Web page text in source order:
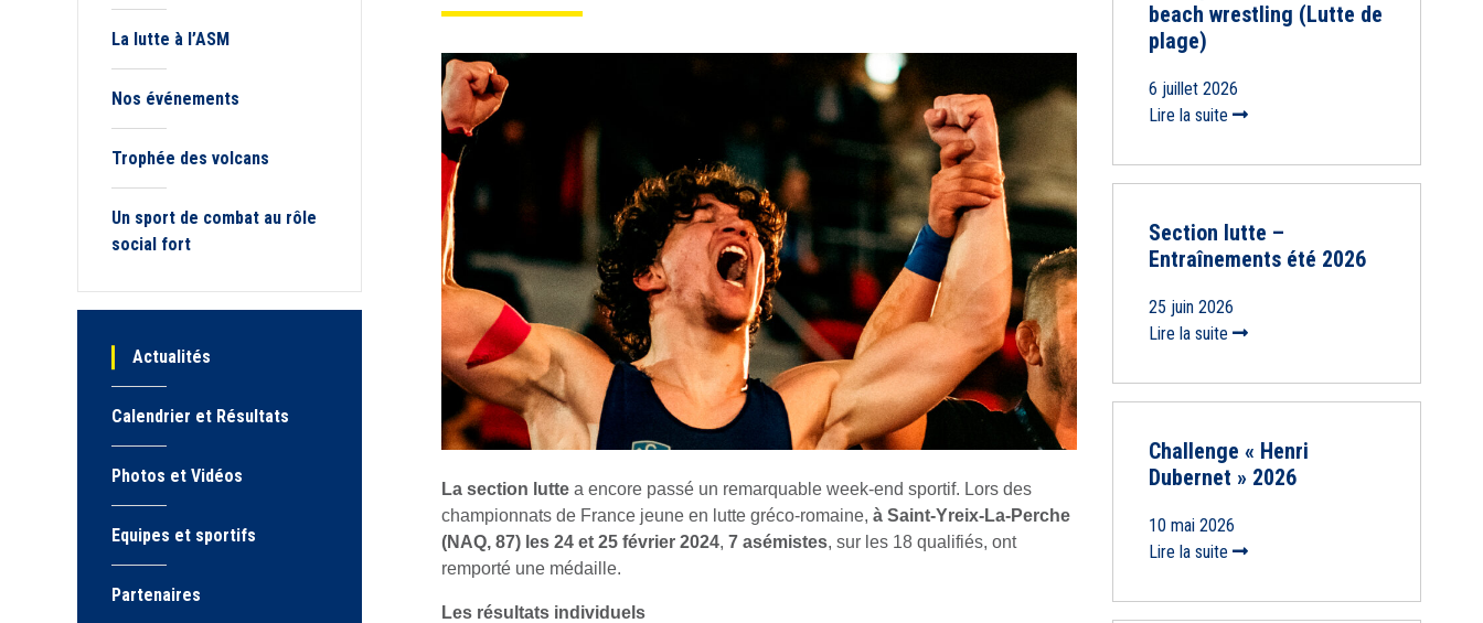
La lutte à l’ASM
Nos événements
Trophée des volcans
Un sport de combat au rôle
social fort
Actualités
Calendrier et Résultats
Photos et Vidéos
Equipes et sportifs
Partenaires
La section lutte a encore passé un remarquable week-end sportif. Lors des
championnats de France jeune en lutte gréco-romaine, à Saint-Yreix-La-Perche
(NAQ, 87) les 24 et 25 février 2024, 7 asémistes, sur les 18 qualifiés, ont
remporté une médaille.
Les résultats individuels
beach wrestling (Lutte de
plage)
6 juillet 2026
Lire la suite
Section lutte –
Entraînements été 2026
25 juin 2026
Lire la suite
Challenge « Henri
Dubernet » 2026
10 mai 2026
Lire la suite